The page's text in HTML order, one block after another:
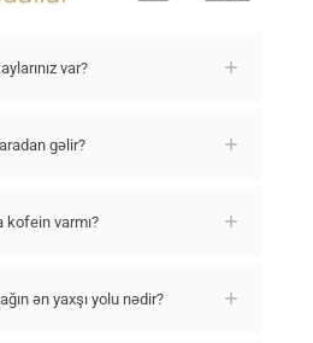
var?
gəlir?
kofein varmı?
ən yaxşı yolu nədir?